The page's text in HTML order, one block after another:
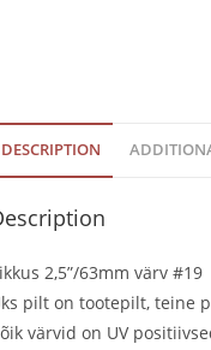
DESCRIPTION
2,5”/63mm värv #19
pilt on tootepilt, teine
värvid on UV